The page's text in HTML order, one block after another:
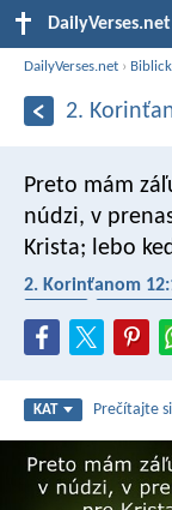
DailyVerses.net
DailyVerses.net ›
2.
Preto mám
núdzi, v
Krista; lebo
2. Korinťanom
KAT Prečítajte